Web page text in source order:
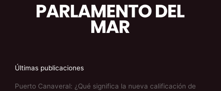
Últimas publicaciones
Puerto Canaveral: ¿Qué significa la nueva calificación de